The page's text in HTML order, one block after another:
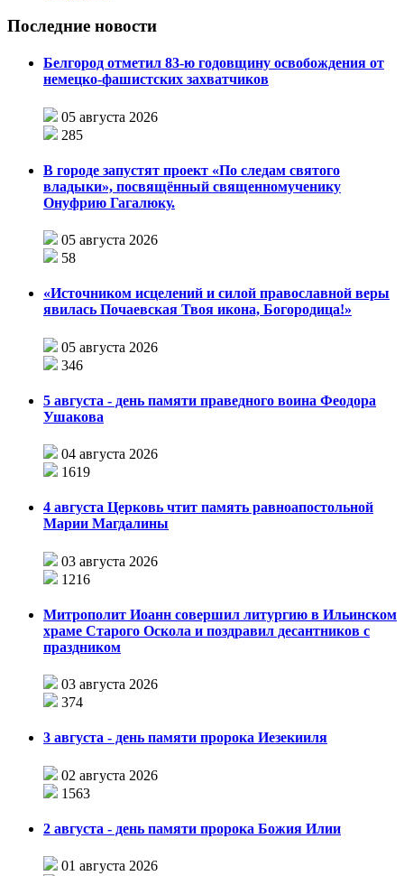
Последние новости
Белгород отметил 83-ю годовщину освобождения от
немецко-фашистских захватчиков
05 августа 2026
285
В городе запустят проект «По следам святого
владыки», посвящённый священномученику
Онуфрию Гагалюку.
05 августа 2026
58
«Источником исцелений и силой православной веры
явилась Почаевская Твоя икона, Богородица!»
05 августа 2026
346
5 августа - день памяти праведного воина Феодора
Ушакова
04 августа 2026
1619
4 августа Церковь чтит память равноапостольной
Марии Магдалины
03 августа 2026
1216
Митрополит Иоанн совершил литургию в Ильинском
храме Старого Оскола и поздравил десантников с
праздником
03 августа 2026
374
3 августа - день памяти пророка Иезекииля
02 августа 2026
1563
2 августа - день памяти пророка Божия Илии
01 августа 2026